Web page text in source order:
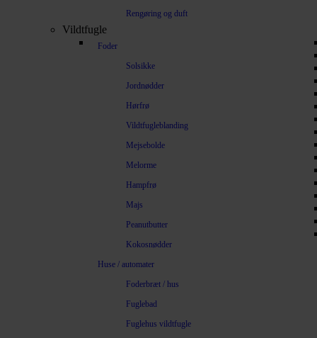
Rengøring og duft
Vildtfugle
Foder
Solsikke
Jordnødder
Hørfrø
Vildtfugleblanding
Mejsebolde
Melorme
Hampfrø
Majs
Peanutbutter
Kokosnødder
Huse / automater
Foderbræt / hus
Fuglebad
Fuglehus vildtfugle